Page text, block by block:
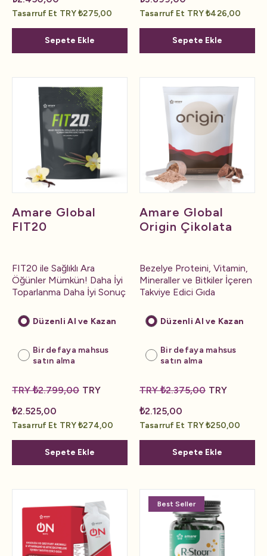
Tasarruf Et TRY ₺275,00
Sepete Ekle
Tasarruf Et TRY ₺426,00
Sepete Ekle
Amare Global
FIT20
FIT20 ile Sağlıklı Ara
Öğünler Mümkün! Daha İyi
Toparlanma Daha İyi Sonuç
Düzenli Al ve Kazan
Bir defaya mahsus
satın alma
TRY ₺2.799,00 TRY
₺2.525,00
Tasarruf Et TRY ₺274,00
Sepete Ekle
Amare Global
Origin Çikolata
Bezelye Proteini, Vitamin,
Mineraller ve Bitkiler İçeren
Takviye Edici Gıda
Düzenli Al ve Kazan
Bir defaya mahsus
satın alma
TRY ₺2.375,00 TRY
₺2.125,00
Tasarruf Et TRY ₺250,00
Sepete Ekle
Best Seller